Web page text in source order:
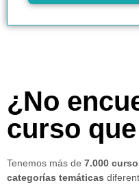
¿No
curso
Tenemos más de 7.000
categorías temáticas